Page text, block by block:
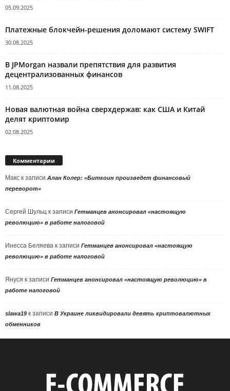
05.09.2025
Платежные блокчейн-решения доломают систему SWIFT
30.08.2025
В JPMorgan назвали препятствия для развития
децентрализованных финансов
11.08.2025
Новая валютная война сверхдержав: как США и Китай
делят криптомир
02.08.2025
Комментарии
Макс к записи Алан Колер: «Биткоин произведет финансовый
переворот»
Сергей Шульц к записи Гетманцев анонсировал «настоящую
революцию» в работе налоговой
Инесса Беляева к записи Гетманцев анонсировал «настоящую
революцию» в работе налоговой
Януся к записи Гетманцев анонсировал «настоящую революцию» в
работе налоговой
slawa19 к записи В Украине ликвидировали девять криптовалютных
обменников